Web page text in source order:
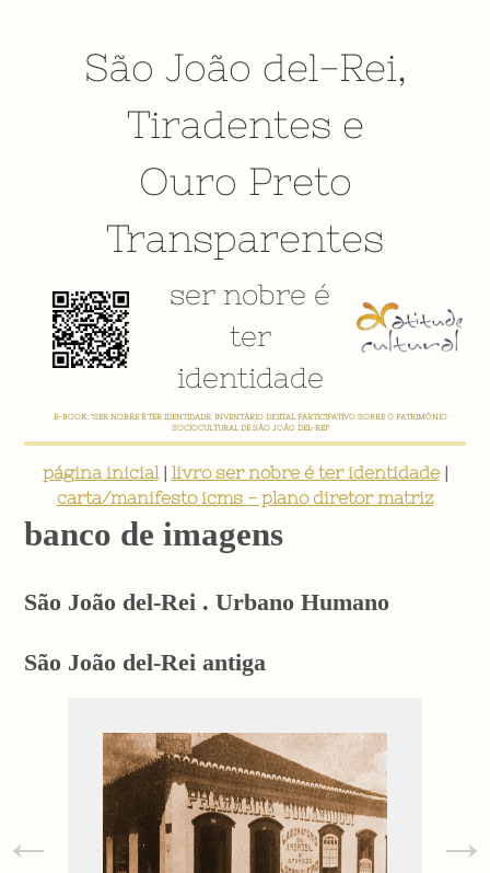
São João del-Rei,
Tiradentes e
Ouro Preto
Transparentes
ser nobre é
ter
identidade
E-BOOK: "SER NOBRE É TER IDENTIDADE: INVENTÁRIO DIGITAL PARTICIPATIVO SOBRE O PATRIMÔNIO
SOCIOCULTURAL DE SÃO JOÃO DEL-REI"
página inicial| livro ser nobre é ter identidade|
carta/manifesto icms - plano diretor matriz
banco de imagens
São João del-Rei . Urbano Humano
São João del-Rei antiga
← →